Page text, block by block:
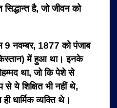
सिद्धान्त है, जो जीवन को
9 नवम्बर, 1877 को पंजाब
में हुआ था। इनके
था, जो कि पेशे से
ये शिक्षित भी नहीं थे,
धार्मिक व्यक्ति थे।